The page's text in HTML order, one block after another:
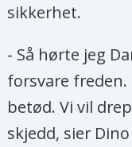
sikkerhet.
- Så hørte jeg
forsvare
betød. Vi vil
skjedd, sier